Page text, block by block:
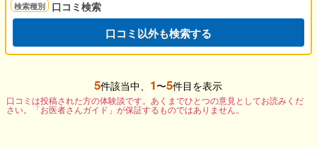
口コミ検索
口コミ以外も検索する
5件該当中、 1〜5件目を表示
口コミは投稿された方の体験談です。あくまでひとつの意見としてお読みくだ
さい。「お医者さんガイド」が保証するものではありません。